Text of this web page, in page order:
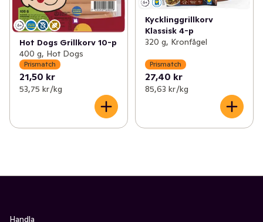
Hot Dogs Grillkorv 10-p
400 g, Hot Dogs
Prismatch
21,50 kr
53,75 kr /kg
Kycklinggrillkorv
Klassisk 4-p
320 g, Kronfågel
Prismatch
27,40 kr
85,63 kr /kg
Handla